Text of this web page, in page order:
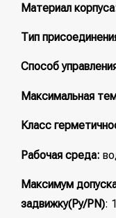
Материал
Тип
Способ
Максимальная
Класс
Рабочая среда:
Максимум
задвижку(Ру/PN):